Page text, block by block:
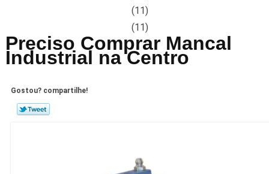
(11)
(11)
Preciso Comprar Mancal
Industrial na Centro
Gostou? compartilhe!